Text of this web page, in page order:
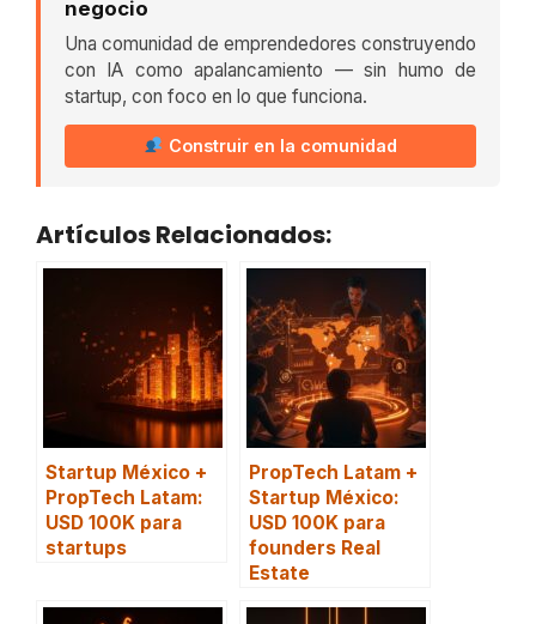
negocio
Una comunidad de emprendedores construyendo
con IA como apalancamiento — sin humo de
startup, con foco en lo que funciona.
Construir en la comunidad
Artículos Relacionados:
Startup México +
PropTech Latam:
USD 100K para
startups
PropTech Latam +
Startup México:
USD 100K para
founders Real
Estate